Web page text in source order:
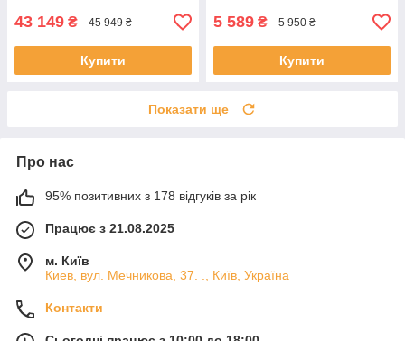
43 149 ₴ 45 949 ₴
Купити
5 589 ₴ 5 950 ₴
Купити
Показати ще
Про нас
95% позитивних з 178 відгуків за рік
Працює з 21.08.2025
м. Київ
Киев, вул. Мечникова, 37. ., Київ, Україна
Контакти